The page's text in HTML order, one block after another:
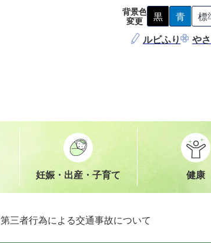
背景色
変更
黒
背
景
色
青
背
景
色
標
ルビふり や
妊娠・出産・子育て 健康
第三者行為による交通事故について